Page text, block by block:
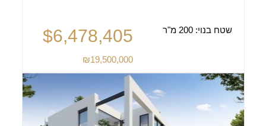
שטח בנוי:200 מ"ר $6,478,405
₪19,500,000